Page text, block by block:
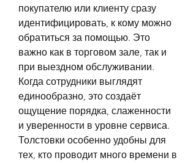
покупателю или клиенту сразу
идентифицировать, к кому можно
обратиться за помощью. Это
важно как в торговом зале, так и
при выездном обслуживании.
Когда сотрудники выглядят
единообразно, это создаёт
ощущение порядка, слаженности
и уверенности в уровне сервиса.
Толстовки особенно удобны для
тех, кто проводит много времени в